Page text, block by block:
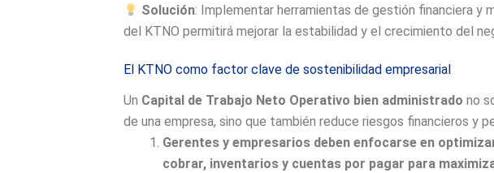
Solución: Implementar herramientas de gestión financiera y
del KTNO permitirá mejorar la estabilidad y el crecimiento del
El KTNO como factor clave de sostenibilidad empresarial
Un Capital de Trabajo Neto Operativo bien administrado no
de una empresa, sino que también reduce riesgos financieros y
Gerentes y empresarios deben enfocarse en
cobrar, inventarios y cuentas por pagar para